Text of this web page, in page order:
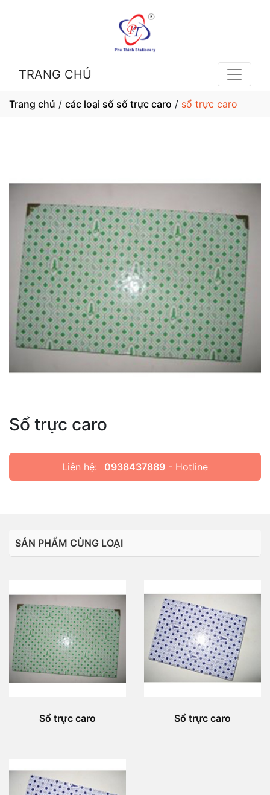
TRANG CHỦ
Trang chủ / các loại số số trực caro / sổ trực caro
Sổ trực caro
Liên hệ: 0938437889 - Hotline
SẢN PHẨM CÙNG LOẠI
Sổ trực caro Sổ trực caro